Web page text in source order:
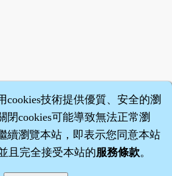
cookies技術提供優質、安全的瀏
閉cookies可能導致無法正常瀏
續瀏覽本站，即表示您同意本站
且完全接受本站的服務條款。